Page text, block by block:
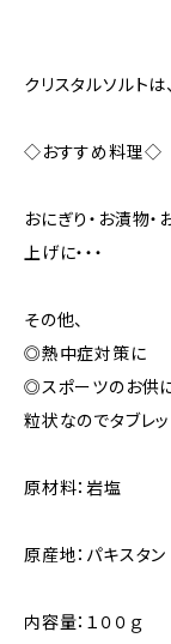
クリスタルソルト
◇おすすめ料理◇
おにぎり・お漬物
上げに・・・
その他、
◎熱中症対策に
◎スポーツのお供
粒状なのでタブレ
原材料：岩塩
原産地：パキスタン
内容量：１００ｇ